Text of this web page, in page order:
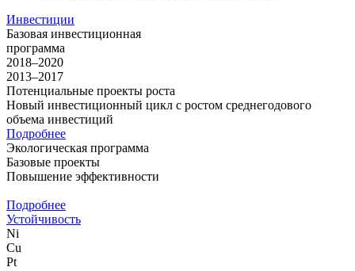
Инвестиции
Базовая инвестиционная
программа
2018–2020
2013–2017
Потенциальные проекты роста
Новый инвестиционный цикл с ростом среднегодового
объема инвестиций
Подробнее
Экологическая программа
Базовые проекты
Повышение эффективности
Подробнее
Устойчивость
Ni
Cu
Pt